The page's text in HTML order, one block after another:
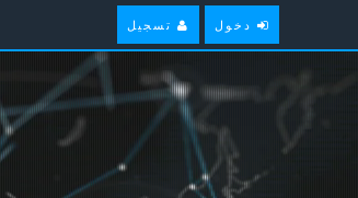
دخول تسجيل